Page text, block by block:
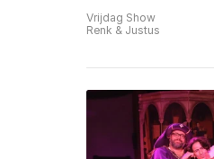
Vrijdag Show
Renk & Justus